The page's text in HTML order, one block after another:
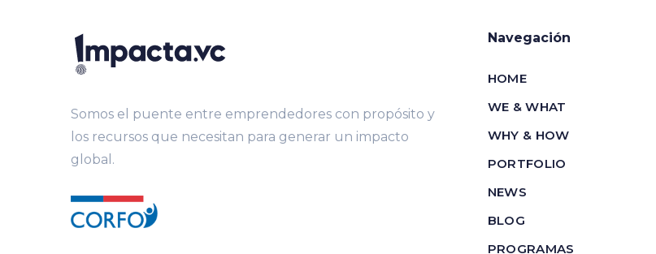
Somos el puente entre emprendedores con propósito y
los recursos que necesitan para generar un impacto
global.
Navegación
HOME
WE & WHAT
WHY & HOW
PORTFOLIO
NEWS
BLOG
PROGRAMAS